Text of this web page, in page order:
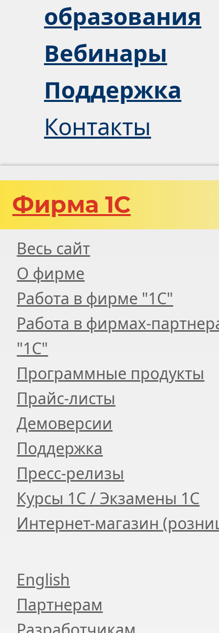
образования
Вебинары
Поддержка
Контакты
Фирма 1С
Весь сайт
О фирме
Работа в фирме "1С"
Работа в фирмах-
"1С"
Программные продукты
Прайс-листы
Демоверсии
Поддержка
Пресс-релизы
Курсы 1С / Экзамены 1С
Интернет-магазин
English
Партнерам